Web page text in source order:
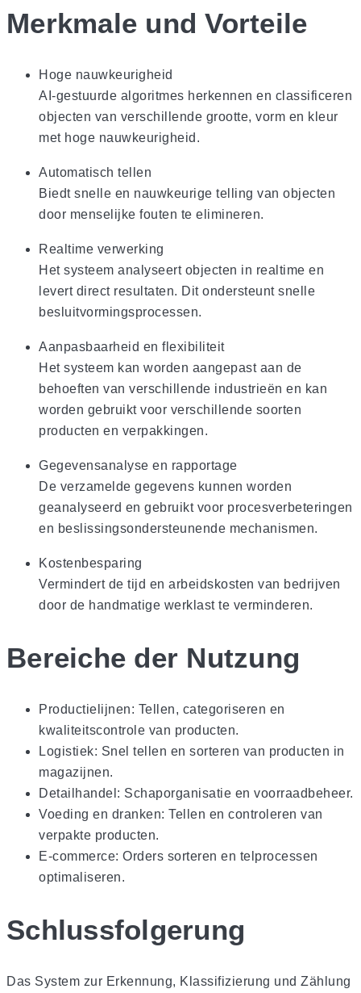
Merkmale und Vorteile
Hoge nauwkeurigheid
AI-gestuurde algoritmes herkennen en classificeren
objecten van verschillende grootte, vorm en kleur
met hoge nauwkeurigheid.
Automatisch tellen
Biedt snelle en nauwkeurige telling van objecten
door menselijke fouten te elimineren.
Realtime verwerking
Het systeem analyseert objecten in realtime en
levert direct resultaten. Dit ondersteunt snelle
besluitvormingsprocessen.
Aanpasbaarheid en flexibiliteit
Het systeem kan worden aangepast aan de
behoeften van verschillende industrieën en kan
worden gebruikt voor verschillende soorten
producten en verpakkingen.
Gegevensanalyse en rapportage
De verzamelde gegevens kunnen worden
geanalyseerd en gebruikt voor procesverbeteringen
en beslissingsondersteunende mechanismen.
Kostenbesparing
Vermindert de tijd en arbeidskosten van bedrijven
door de handmatige werklast te verminderen.
Bereiche der Nutzung
Productielijnen: Tellen, categoriseren en
kwaliteitscontrole van producten.
Logistiek: Snel tellen en sorteren van producten in
magazijnen.
Detailhandel: Schaporganisatie en voorraadbeheer.
Voeding en dranken: Tellen en controleren van
verpakte producten.
E-commerce: Orders sorteren en telprocessen
optimaliseren.
Schlussfolgerung
Das System zur Erkennung, Klassifizierung und Zählung